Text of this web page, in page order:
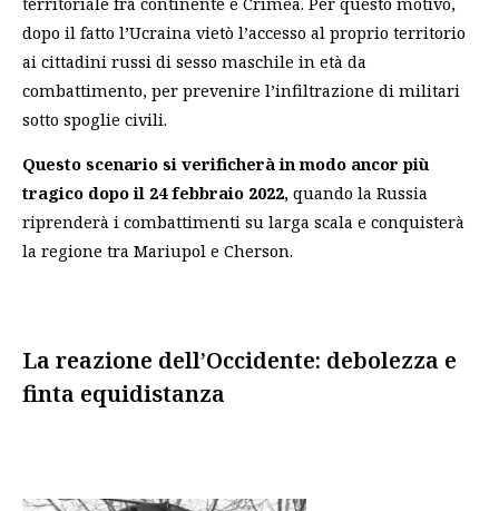
dopo il fatto l’Ucraina vietò l’accesso al proprio territorio
ai cittadini russi di sesso maschile in età da
combattimento, per prevenire l’infiltrazione di militari
sotto spoglie civili.
Questo scenario si verificherà in modo ancor più
tragico dopo il 24 febbraio 2022, quando la Russia
riprenderà i combattimenti su larga scala e conquisterà
la regione tra Mariupol e Cherson.
La reazione dell’Occidente: debolezza e
finta equidistanza